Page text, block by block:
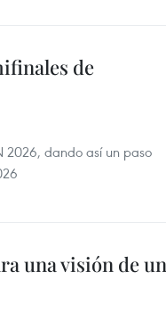
de
2026, dando así un paso
una visión de un